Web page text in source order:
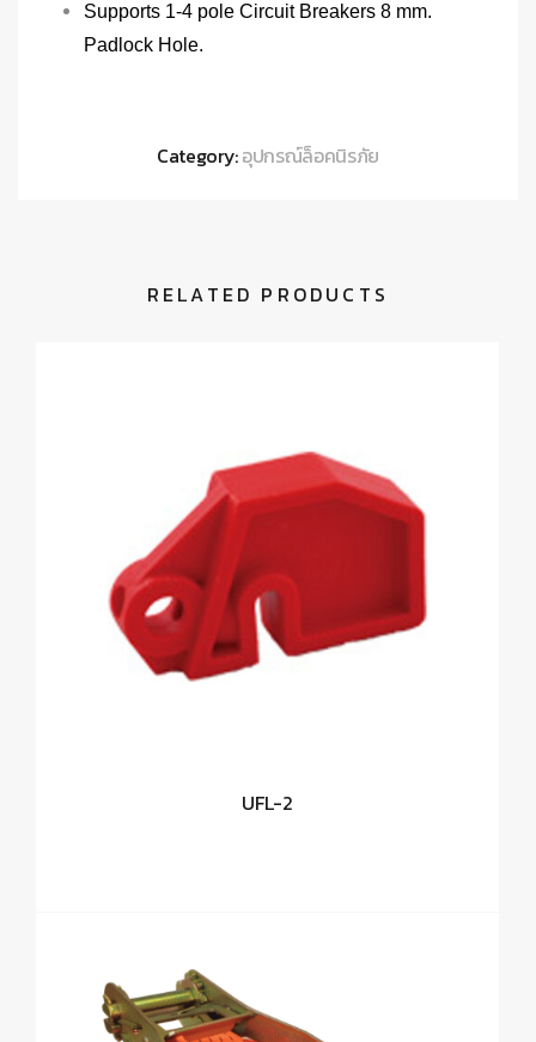
Supports 1-4 pole Circuit Breakers 8 mm.
Padlock Hole.
Category:อุปกรณ์ล็อคนิรภัย
RELATED PRODUCTS
UFL-2